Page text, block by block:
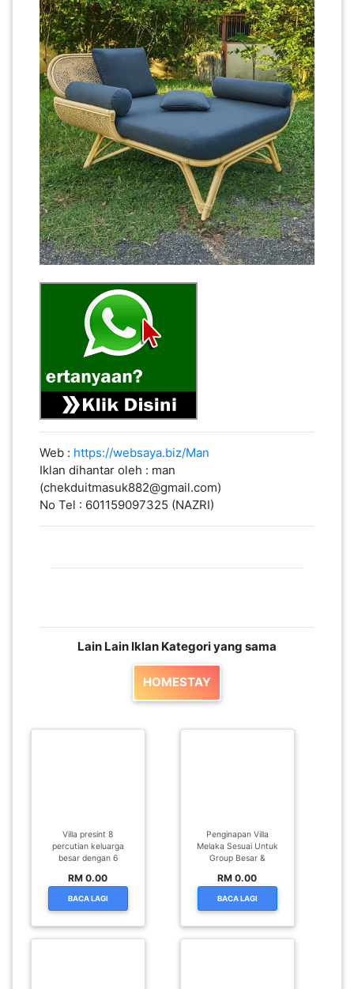
Web : https://websaya.biz/Man
Iklan dihantar oleh : man
(chekduitmasuk882@gmail.com)
No Tel : 601159097325 (NAZRI)
Lain Lain Iklan Kategori yang sama
HOMESTAY
Villa presint 8
percutian keluarga
besar dengan 6
RM 0.00
BACA LAGI
Penginapan Villa
Melaka Sesuai Untuk
Group Besar &
RM 0.00
BACA LAGI